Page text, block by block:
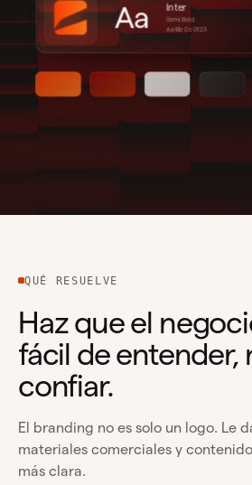
Aa Inter
Semi Bold
Aa Bb Cc 0123
QUÉ RESUELVE
Haz que el
fácil de entender,
confiar.
El branding no es solo un logo. Le
materiales comerciales y
más clara.